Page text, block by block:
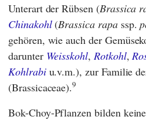
Unterart der Rübsen (Brassica
Chinakohl(Brassica rapa ssp.
gehören, wie auch der
darunter Weisskohl, Rotkohl,
Kohlrabiu.v.m.), zur Familie
(Brassicaceae).9
Bok-Choy-Pflanzen bilden